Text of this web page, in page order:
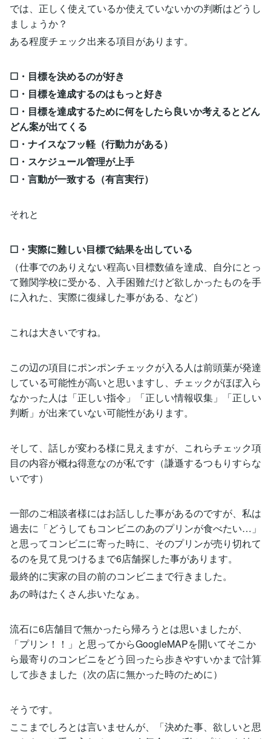
では、正しく使えているか使えていないかの判断はどうし
ましょうか？
ある程度チェック出来る項目があります。
☐・目標を決めるのが好き
☐・目標を達成するのはもっと好き
☐・目標を達成するために何をしたら良いか考えるとどん
どん案が出てくる
☐・ナイスなフッ軽（行動力がある）
☐・スケジュール管理が上手
☐・言動が一致する（有言実行）
それと
☐・実際に難しい目標で結果を出している
（仕事でのありえない程高い目標数値を達成、自分にとっ
て難関学校に受かる、入手困難だけど欲しかったものを手
に入れた、実際に復縁した事がある、など）
これは大きいですね。
この辺の項目にポンポンチェックが入る人は前頭葉が発達
している可能性が高いと思いますし、チェックがほぼ入ら
なかった人は「正しい指令」「正しい情報収集」「正しい
判断」が出来ていない可能性があります。
そして、話しが変わる様に見えますが、これらチェック項
目の内容が概ね得意なのが私です（謙遜するつもりすらな
いです）
一部のご相談者様にはお話しした事があるのですが、私は
過去に「どうしてもコンビニのあのプリンが食べたい…」
と思ってコンビニに寄った時に、そのプリンが売り切れて
るのを見て見つけるまで6店舗探した事があります。
最終的に実家の目の前のコンビニまで行きました。
あの時はたくさん歩いたなぁ。
流石に6店舗目で無かったら帰ろうとは思いましたが、
「プリン！！」と思ってからGoogleMAPを開いてそこか
ら最寄りのコンビニをどう回ったら歩きやすいかまで計算
して歩きました（次の店に無かった時のために）
そうです。
ここまでしろとは言いませんが、「決めた事、欲しいと思